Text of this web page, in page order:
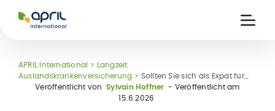
International
APRIL International
Langzeit
Auslandskrankenversicherung
Sollten Sie sich als Expat für
eine lokale oder eine internationale Krankenversicherung
Veröffentlicht vonSylvain Hoffner - Veröffentlicht am
15.6.2026